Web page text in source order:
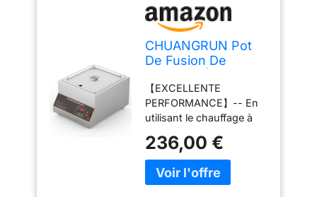
CHUANGRUN Pot
De Fusion De
Tempéreuse De
Chocolat À
Commande
Numérique,
Réservoirs 1/2/4
pour 10L De
Chocolat, Chauffe-
Plats pour Soupe
【EXCELLENTE
PERFORMANCE】-- En
utilisant le chauffage à
de l'eau, il peut être
utilisé après le démarrage
et la température est
236,00 €